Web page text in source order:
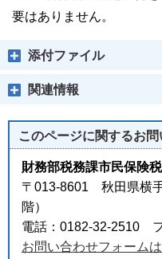
要はありません。
添付ファイル
関連情報
このページに関するお問
財務部税務課市民保険
〒013-8601 秋田県横
階）
電話：0182-32-2510
お問い合わせフォーム